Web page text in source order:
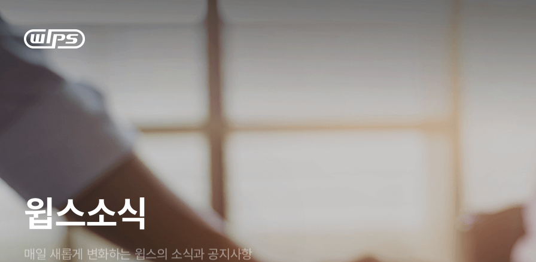
윕스소식
매일 새롭게 변화하는 윕스의 소식과 공지사항